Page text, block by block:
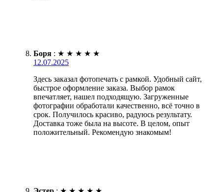
Боря : ★ ★ ★ ★ ★
12.07.2025
Здесь заказал фотопечать с рамкой. Удобный сайт,
быстрое оформление заказа. Выбор рамок
впечатляет, нашел подходящую. Загруженные
фотографии обработали качественно, всё точно в
срок. Получилось красиво, радуюсь результату.
Доставка тоже была на высоте. В целом, опыт
положительный. Рекомендую знакомым!